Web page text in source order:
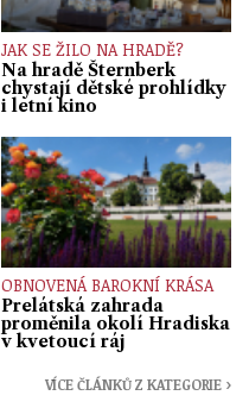
JAK SE ŽILO NA HRADĚ?
Na hradě Šternberk
chystají dětské prohlídky
i letní kino
OBNOVENÁ BAROKNÍ KRÁSA
Prelátská zahrada
proměnila okolí Hradiska
v kvetoucí ráj
VÍCE ČLÁNKŮ Z KATEGORIE ›